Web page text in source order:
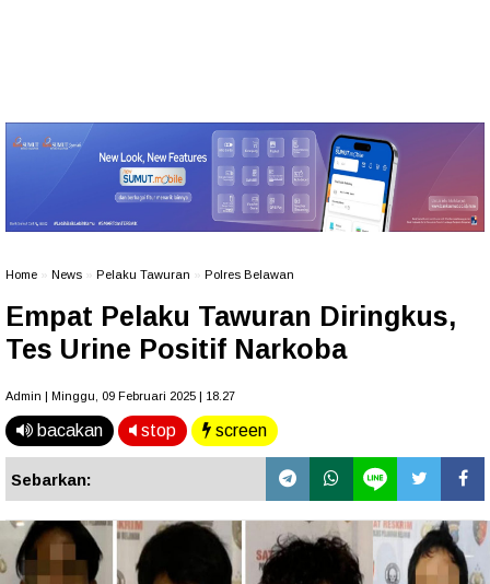
Home News Pelaku Tawuran Polres Belawan
Empat Pelaku Tawuran Diringkus,
Tes Urine Positif Narkoba
Admin | Minggu, 09 Februari 2025 | 18.27
bacakan stop screen
Sebarkan: